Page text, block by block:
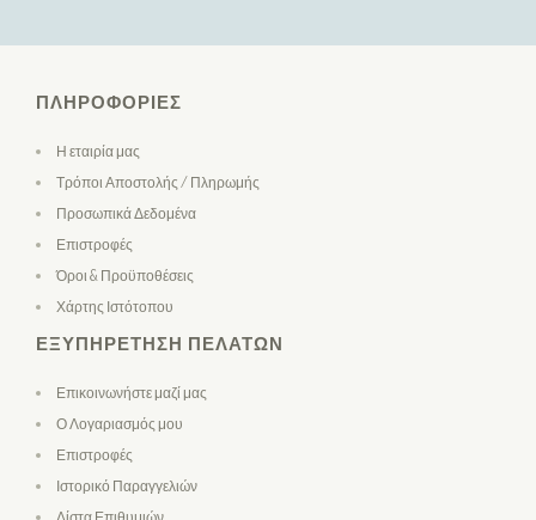
ΠΛΗΡΟΦΟΡΊΕΣ
Η εταιρία μας
Τρόποι Αποστολής / Πληρωμής
Προσωπικά Δεδομένα
Επιστροφές
Όροι & Προϋποθέσεις
Χάρτης Ιστότοπου
ΕΞΥΠΗΡΈΤΗΣΗ ΠΕΛΑΤΏΝ
Επικοινωνήστε μαζί μας
Ο Λογαριασμός μου
Επιστροφές
Ιστορικό Παραγγελιών